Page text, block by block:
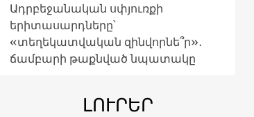
Ադրբեջանական սփյուռքի
երիտասարդները՝
«տեղեկատվական զինվորնե՞ր»․
ճամբարի թաքնված նպատակը
ԼՈՒՐԵՐ